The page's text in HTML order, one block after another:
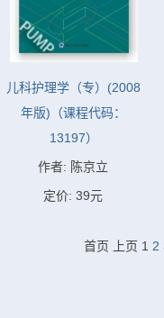
儿科护理学（专）(2008
年版)（课程代码：
13197）
作者: 陈京立
定价: 39元
首页 上页 1 2